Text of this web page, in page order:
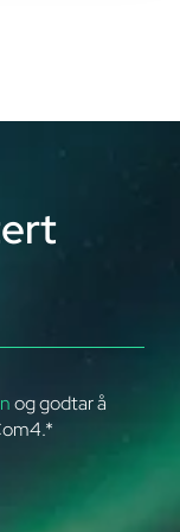
og godtar å
*